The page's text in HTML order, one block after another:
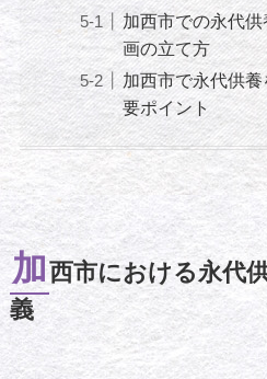
加西市での永代
画の立て方
加西市で永代供
要ポイント
加西市における永代
義